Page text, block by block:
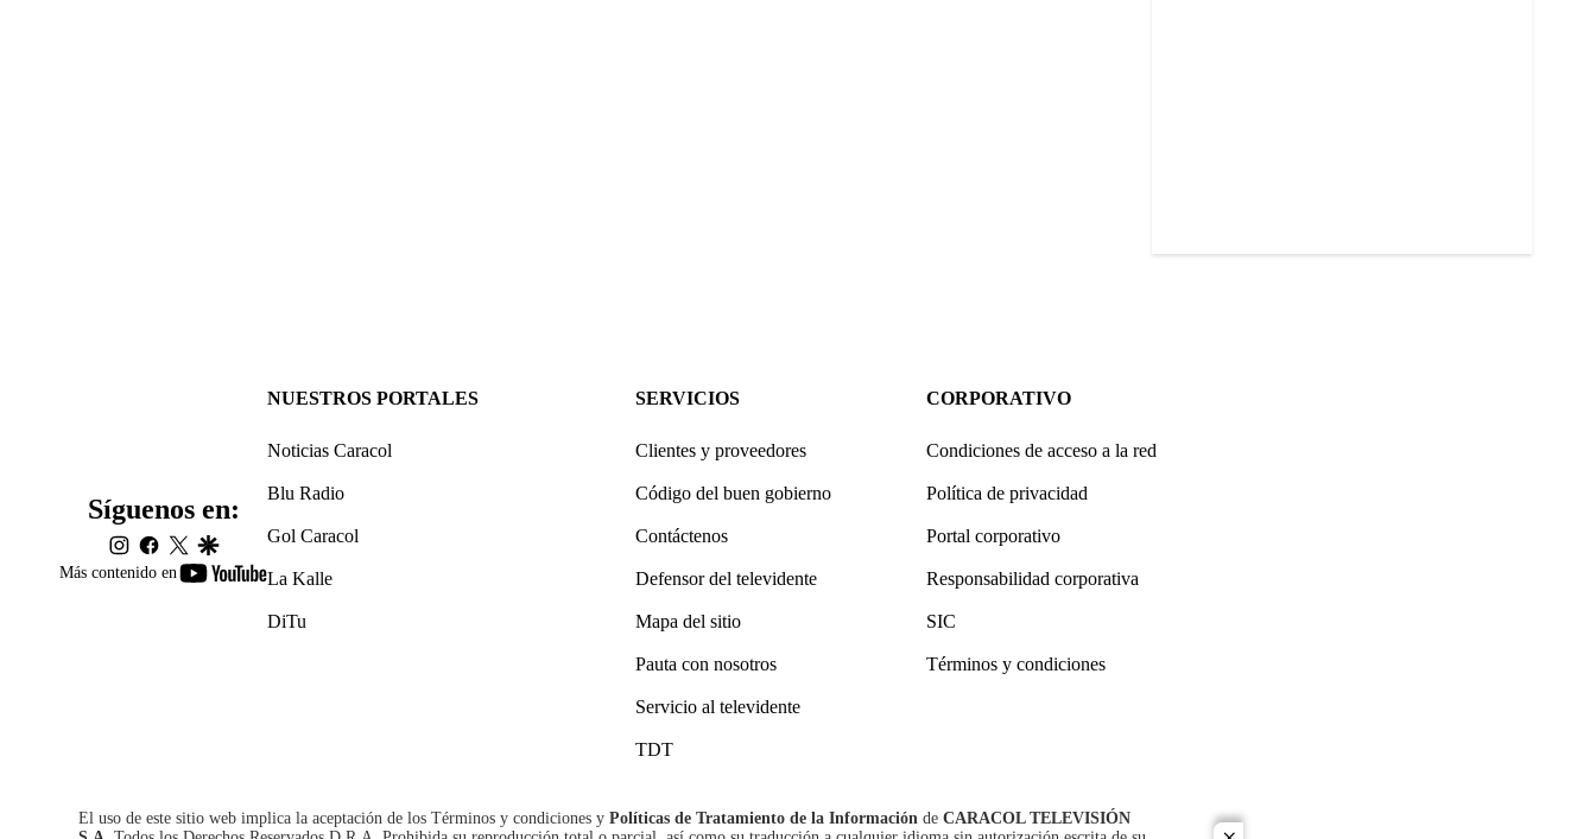
Más contenido en
youtube-
Síguenos en:
instagram
facebook
twittergoogle
NUESTROS PORTALES
Noticias Caracol
Blu Radio
Gol Caracol
La Kalle
DiTu
SERVICIOS
Clientes y proveedores
Código del buen gobierno
Contáctenos
Defensor del televidente
Mapa del sitio
Pauta con nosotros
Servicio al televidente
TDT
CORPORATIVO
Condiciones de acceso a la red
Política de privacidad
Portal corporativo
Responsabilidad corporativa
SIC
Términos y condiciones
El uso de este sitio web implica la aceptación de los Términos y condiciones y Políticas de Tratamiento de la Información de CARACOL TELEVISIÓN